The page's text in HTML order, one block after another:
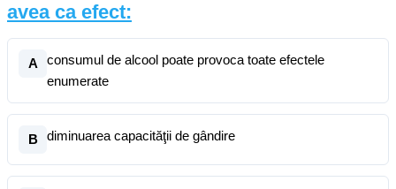
avea ca efect:
A
consumul de alcool poate provoca toate efectele
enumerate
B diminuarea capacităţii de gândire